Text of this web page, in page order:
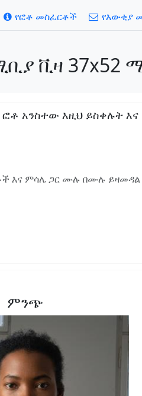
የፎቶ መስፈርቶች የእውቂያ
ቪዛ 37x52
አንስተው እዚህ ይስቀሉት እና
እና ምሳሌ ጋር ሙሉ በሙሉ
ምንጭ